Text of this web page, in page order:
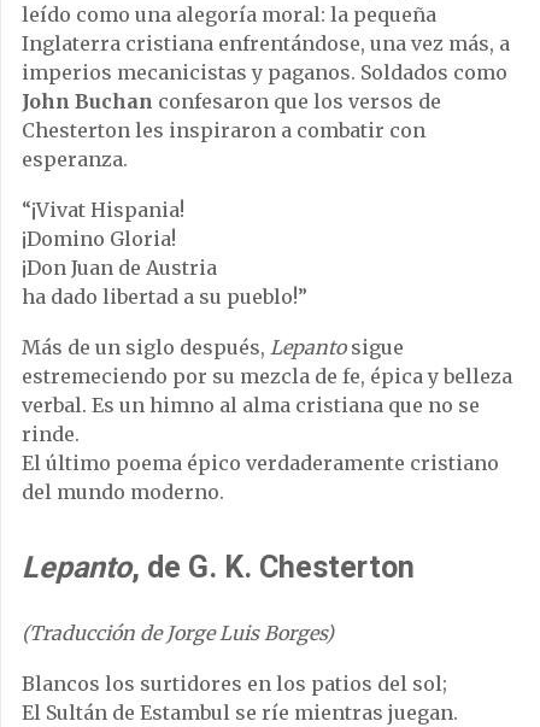
leído como una alegoría moral: la pequeña
Inglaterra cristiana enfrentándose, una vez más, a
imperios mecanicistas y paganos. Soldados como
John Buchan confesaron que los versos de
Chesterton les inspiraron a combatir con
esperanza.
“¡Vivat Hispania!
¡Domino Gloria!
¡Don Juan de Austria
ha dado libertad a su pueblo!”
Más de un siglo después, Lepantosigue
estremeciendo por su mezcla de fe, épica y belleza
verbal. Es un himno al alma cristiana que no se
rinde.
El último poema épico verdaderamente cristiano
del mundo moderno.
Lepanto, de G. K. Chesterton
(Traducción de Jorge Luis Borges)
Blancos los surtidores en los patios del sol;
El Sultán de Estambul se ríe mientras juegan.